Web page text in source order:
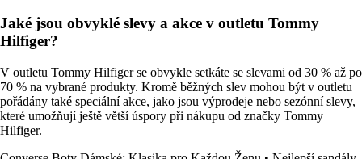
Jaké jsou obvyklé slevy a akce v outletu Tommy
Hilfiger?
V outletu Tommy Hilfiger se obvykle setkáte se slevami od 30 % až po
70 % na vybrané produkty. Kromě běžných slev mohou být v outletu
pořádány také speciální akce, jako jsou výprodeje nebo sezónní slevy,
které umožňují ještě větší úspory při nákupu od značky Tommy
Hilfiger.